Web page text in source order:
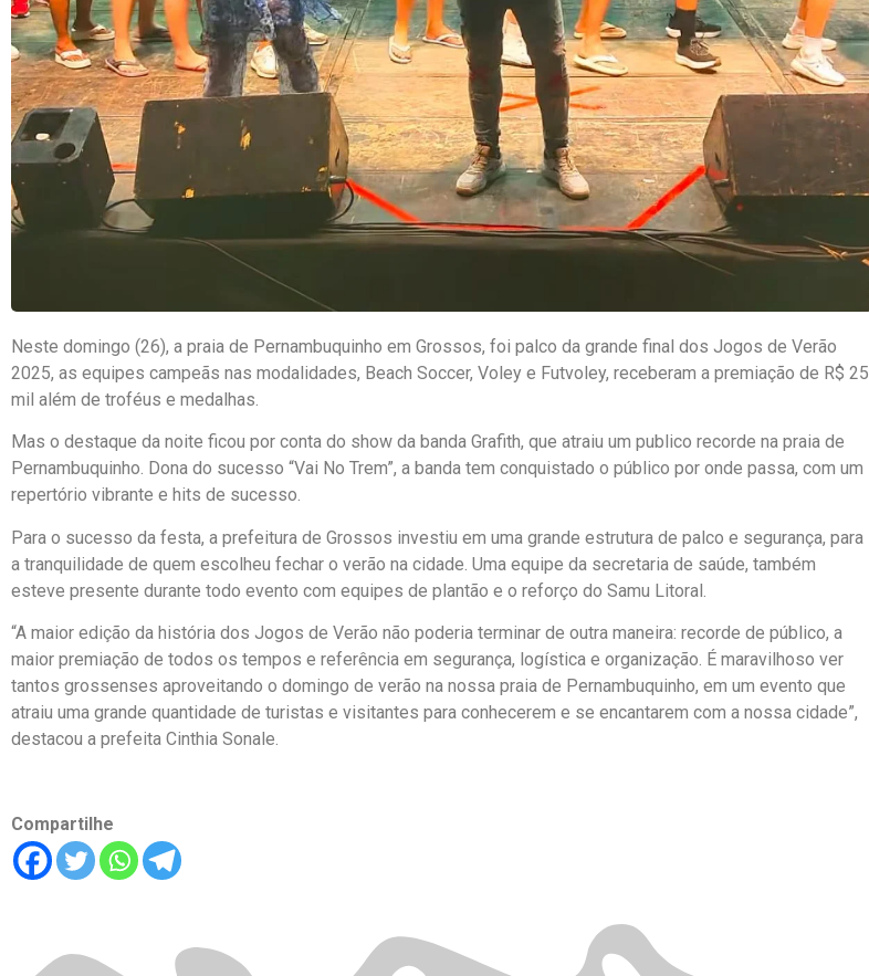
Neste domingo (26), a praia de Pernambuquinho em Grossos, foi palco da grande final dos Jogos de Verão
2025, as equipes campeãs nas modalidades, Beach Soccer, Voley e Futvoley, receberam a premiação de R$ 25
mil além de troféus e medalhas.
Mas o destaque da noite ficou por conta do show da banda Grafith, que atraiu um publico recorde na praia de
Pernambuquinho. Dona do sucesso “Vai No Trem”, a banda tem conquistado o público por onde passa, com um
repertório vibrante e hits de sucesso.
Para o sucesso da festa, a prefeitura de Grossos investiu em uma grande estrutura de palco e segurança, para
a tranquilidade de quem escolheu fechar o verão na cidade. Uma equipe da secretaria de saúde, também
esteve presente durante todo evento com equipes de plantão e o reforço do Samu Litoral.
“A maior edição da história dos Jogos de Verão não poderia terminar de outra maneira: recorde de público, a
maior premiação de todos os tempos e referência em segurança, logística e organização. É maravilhoso ver
tantos grossenses aproveitando o domingo de verão na nossa praia de Pernambuquinho, em um evento que
atraiu uma grande quantidade de turistas e visitantes para conhecerem e se encantarem com a nossa cidade”,
destacou a prefeita Cinthia Sonale.
Compartilhe